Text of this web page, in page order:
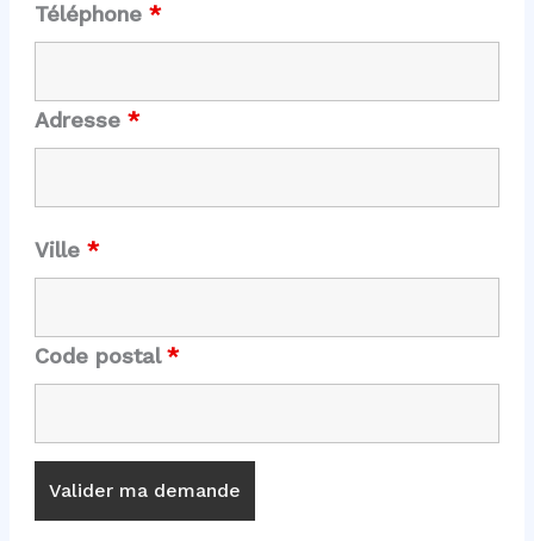
Téléphone *
Adresse *
Ville *
Code postal*